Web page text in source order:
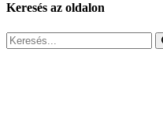
Keresés az oldalon
Search
for: